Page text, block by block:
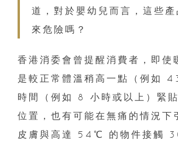
道，對於嬰幼兒而言，這些產
來危險嗎？
香港消委會曾提醒消費者，即使
是較正常體溫稍高一點（例如
時間（例如 8 小時或以上）緊
位置，也有可能在無痛的情況下
皮膚與高達 54℃ 的物件接觸